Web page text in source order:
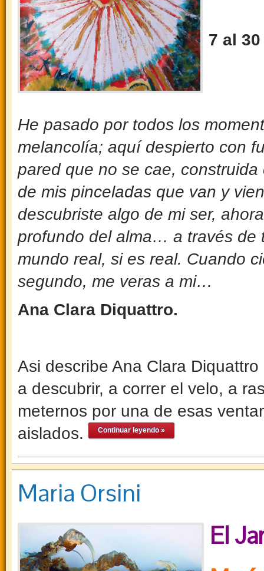
7 al
He pasado por todos los
melancolía; aquí despierto con
pared que no se cae,
de mis pinceladas que van y
descubriste algo de mi ser,
profundo del alma… a través de
mundo real, si es real. Cuando
segundo, me veras a mi…
Ana Clara Diquattro.
Asi describe Ana Clara
a descubrir, a correr el velo, a
meternos por una de esas
aislados.
Continuar leyendo »
Maria Orsini
El